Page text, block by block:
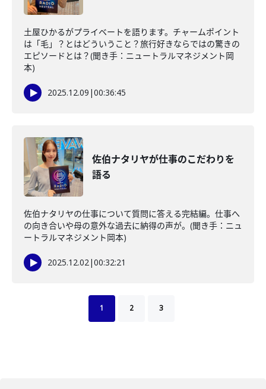
土屋ひかるがプライベートを語ります。チャームポイント
は「毛」？とはどういうこと？旅行好きならではの驚きの
エピソードとは？(聞き手：ニュートラルマネジメント岡
本)
2025.12.09 |00:36:45
佐伯ナタリヤが仕事のこだわりを
語る
佐伯ナタリヤの仕事について質問に答える完結編。仕事へ
の向き合いや母の意外な過去に納得の声が。(聞き手：ニュ
ートラルマネジメント岡本)
2025.12.02|00:32:21
1 2 3